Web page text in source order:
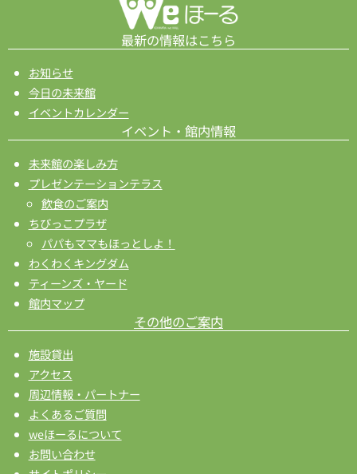
最新の情報はこちら
お知らせ
今日の未来館
イベントカレンダー
イベント・館内情報
未来館の楽しみ方
プレゼンテーションテラス
飲食のご案内
ちびっこプラザ
パパもママもほっとしよ！
わくわくキングダム
ティーンズ・ヤード
館内マップ
その他のご案内
施設貸出
アクセス
周辺情報・パートナー
よくあるご質問
weほーるについて
お問い合わせ